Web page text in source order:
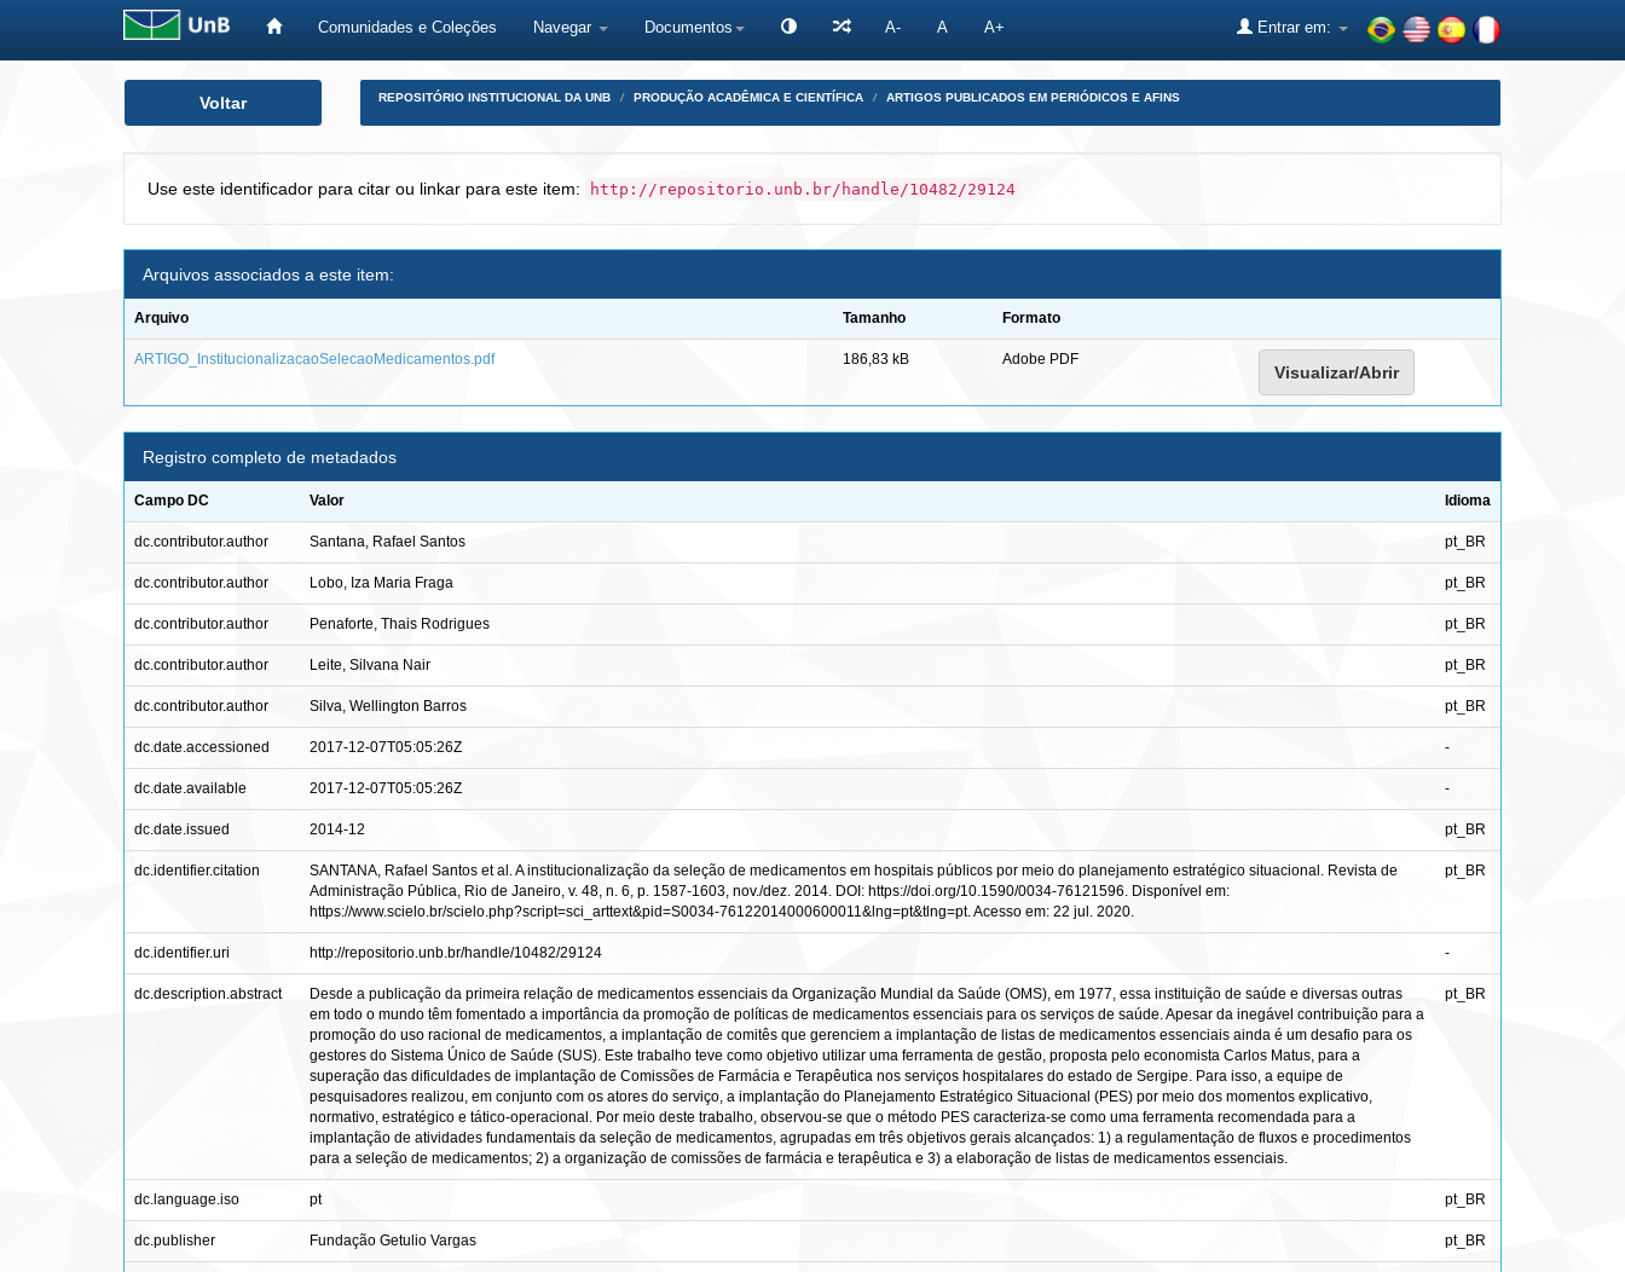
Comunidades e Coleções Navegar Documentos A- A A+ Entrar em:
Voltar REPOSITÓRIO INSTITUCIONAL DA UNB PRODUÇÃO ACADÊMICA E CIENTÍFICA ARTIGOS PUBLICADOS EM PERIÓDICOS E AFINS
Use este identificador para citar ou linkar para este item: http://repositorio.unb.br/handle/10482/29124
Arquivos associados a este item:
Arquivo Tamanho Formato
ARTIGO_InstitucionalizacaoSelecaoMedicamentos.pdf 186,83 kB Adobe PDF
Visualizar/Abrir
Registro completo de metadados
Campo DC Valor Idioma
dc.contributor.author Santana, Rafael Santos pt_BR
dc.contributor.author Lobo, Iza Maria Fraga pt_BR
dc.contributor.author Penaforte, Thais Rodrigues pt_BR
dc.contributor.author Leite, Silvana Nair pt_BR
dc.contributor.author Silva, Wellington Barros pt_BR
dc.date.accessioned 2017-12-07T05:05:26Z -
dc.date.available 2017-12-07T05:05:26Z -
dc.date.issued 2014-12 pt_BR
dc.identifier.citation
SANTANA, Rafael Santos et al. A institucionalização da seleção de medicamentos em hospitais públicos por meio do planejamento estratégico situacional. Revista de
Administração Pública, Rio de Janeiro, v. 48, n. 6, p. 1587-1603, nov./dez. 2014. DOI: https://doi.org/10.1590/0034-76121596. Disponível em:
https://www.scielo.br/scielo.php?script=sci_arttext&pid=S0034-76122014000600011&lng=pt&tlng=pt. Acesso em: 22 jul. 2020.
pt_BR
dc.identifier.uri http://repositorio.unb.br/handle/10482/29124 -
dc.description.abstract
Desde a publicação da primeira relação de medicamentos essenciais da Organização Mundial da Saúde (OMS), em 1977, essa instituição de saúde e diversas outras
em todo o mundo têm fomentado a importância da promoção de políticas de medicamentos essenciais para os serviços de saúde. Apesar da inegável contribuição para a
promoção do uso racional de medicamentos, a implantação de comitês que gerenciem a implantação de listas de medicamentos essenciais ainda é um desafio para os
gestores do Sistema Único de Saúde (SUS). Este trabalho teve como objetivo utilizar uma ferramenta de gestão, proposta pelo economista Carlos Matus, para a
superação das dificuldades de implantação de Comissões de Farmácia e Terapêutica nos serviços hospitalares do estado de Sergipe. Para isso, a equipe de
pesquisadores realizou, em conjunto com os atores do serviço, a implantação do Planejamento Estratégico Situacional (PES) por meio dos momentos explicativo,
normativo, estratégico e tático-operacional. Por meio deste trabalho, observou-se que o método PES caracteriza-se como uma ferramenta recomendada para a
implantação de atividades fundamentais da seleção de medicamentos, agrupadas em três objetivos gerais alcançados: 1) a regulamentação de fluxos e procedimentos
para a seleção de medicamentos; 2) a organização de comissões de farmácia e terapêutica e 3) a elaboração de listas de medicamentos essenciais.
pt_BR
dc.language.iso pt pt_BR
dc.publisher Fundação Getulio Vargas pt_BR